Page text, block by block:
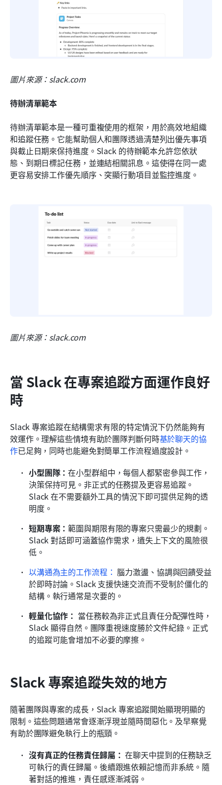
圖片來源：slack.com
待辦清單範本
待辦清單範本是一種可重複使用的框架，用於高效地組織
和追蹤任務。它能幫助個人和團隊透過清楚列出優先事項
與截止日期來保持進度。Slack 的待辦範本允許您依狀
態、到期日標記任務，並連結相關訊息。這使得在同一處
更容易安排工作優先順序、突顯行動項目並監控進度。
圖片來源：slack.com
當 Slack 在專案追蹤方面運作良好
時
Slack 專案追蹤在結構需求有限的特定情況下仍然能夠有
效運作。理解這些情境有助於團隊判斷何時基於聊天的協
作已足夠，同時也能避免對簡單工作流程過度設計。
小型團隊：在小型群組中，每個人都緊密參與工作，
決策保持可見。非正式的任務提及更容易追蹤。
Slack 在不需要額外工具的情況下即可提供足夠的透
明度。
短期專案： 範圍與期限有限的專案只需最少的規劃。
Slack 對話即可涵蓋協作需求，遺失上下文的風險很
低。
以溝通為主的工作流程： 腦力激盪、協調與回饋受益
於即時討論。Slack 支援快速交流而不受制於僵化的
結構。執行通常是次要的。
輕量化協作： 當任務較為非正式且責任分配彈性時，
Slack 顯得自然。團隊重視速度勝於文件紀錄。正式
的追蹤可能會增加不必要的摩擦。
Slack 專案追蹤失效的地方
隨著團隊與專案的成長，Slack 專案追蹤開始顯現明顯的
限制。這些問題通常會逐漸浮現並隨時間惡化。及早察覺
有助於團隊避免執行上的瓶頸。
沒有真正的任務責任歸屬： 在聊天中提到的任務缺乏
可執行的責任歸屬。後續跟進依賴記憶而非系統。隨
著對話的推進，責任感逐漸減弱。